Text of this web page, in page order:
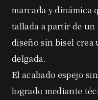
marcada y dinámica
tallada a partir de un
diseño sin bisel crea
delgada.
El acabado espejo
logrado mediante